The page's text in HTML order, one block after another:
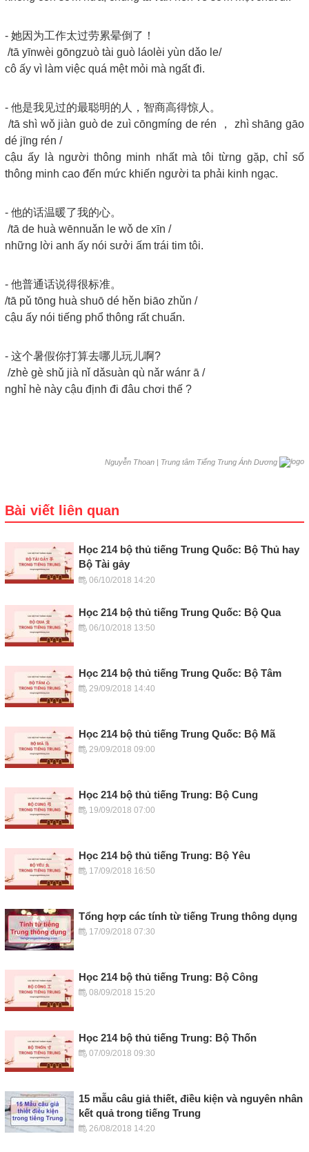
- 她因为工作太过劳累晕倒了！
/tā yīnwèi gōngzuò tài guò láolèi yùn dǎo le/
cô ấy vì làm việc quá mệt mỏi mà ngất đi.
- 他是我见过的最聪明的人，智商高得惊人。
/tā shì wǒ jiàn guò de zuì cōngmíng de rén ， zhì shāng gāo
dé jīng rén /
cậu ấy là người thông minh nhất mà tôi từng gặp, chỉ số
thông minh cao đến mức khiến người ta phải kinh ngạc.
- 他的话温暖了我的心。
/tā de huà wēnnuǎn le wǒ de xīn /
những lời anh ấy nói sưởi ấm trái tim tôi.
- 他普通话说得很标准。
/tā pǔ tōng huà shuō dé hěn biāo zhǔn /
cậu ấy nói tiếng phổ thông rất chuẩn.
- 这个暑假你打算去哪儿玩儿啊?
/zhè gè shǔ jià nǐ dǎsuàn qù nǎr wánr ā /
nghỉ hè này cậu định đi đâu chơi thế ?
Nguyễn Thoan | Trung tâm Tiếng Trung Ánh Dương
Bài viết liên quan
Học 214 bộ thủ tiếng Trung Quốc: Bộ Thủ hay
Bộ Tài gảy
06/10/2018 14:20
Học 214 bộ thủ tiếng Trung Quốc: Bộ Qua
06/10/2018 13:50
Học 214 bộ thủ tiếng Trung Quốc: Bộ Tâm
29/09/2018 14:40
Học 214 bộ thủ tiếng Trung Quốc: Bộ Mã
29/09/2018 09:00
Học 214 bộ thủ tiếng Trung: Bộ Cung
19/09/2018 07:00
Học 214 bộ thủ tiếng Trung: Bộ Yêu
17/09/2018 16:50
Tổng hợp các tính từ tiếng Trung thông dụng
17/09/2018 07:30
Học 214 bộ thủ tiếng Trung: Bộ Công
08/09/2018 15:20
Học 214 bộ thủ tiếng Trung: Bộ Thốn
07/09/2018 09:30
15 mẫu câu giả thiết, điều kiện và nguyên nhân
kết quả trong tiếng Trung
26/08/2018 14:20